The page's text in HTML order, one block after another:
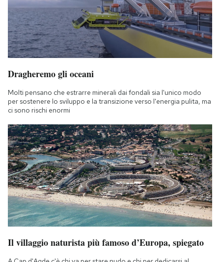
Dragheremo gli oceani
Molti pensano che estrarre minerali dai fondali sia l'unico modo
per sostenere lo sviluppo e la transizione verso l'energia pulita, ma
ci sono rischi enormi
Il villaggio naturista più famoso d’Europa, spiegato